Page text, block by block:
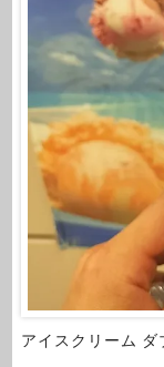
アイスクリーム ダ